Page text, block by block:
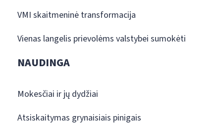
VMI skaitmeninė transformacija
Vienas langelis prievolėms valstybei sumokėti
NAUDINGA
Mokesčiai ir jų dydžiai
Atsiskaitymas grynaisiais pinigais